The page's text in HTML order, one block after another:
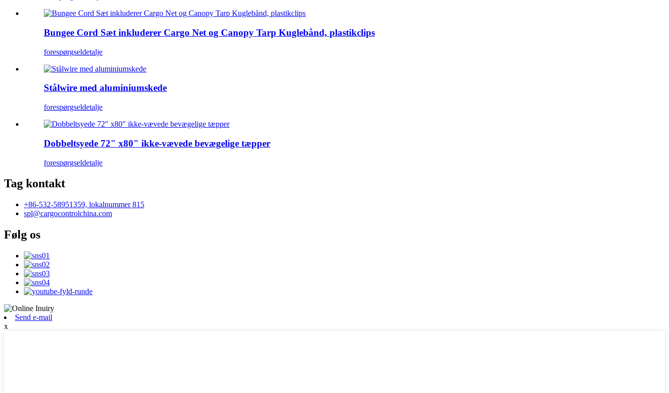
Bungee Cord Sæt inkluderer Cargo Net og Canopy Tarp Kuglebånd, plastikclips
forespørgseldetalje
Stålwire med aluminiumskede
forespørgseldetalje
Dobbeltsyede 72" x80" ikke-vævede bevægelige tæpper
forespørgseldetalje
Tag kontakt
+86-532-58951359, lokalnummer 815
spl@cargocontrolchina.com
Følg os
Send e-mail
x